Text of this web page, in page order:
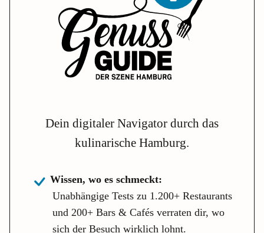
Dein digitaler Navigator durch das
kulinarische Hamburg.
Wissen, wo es schmeckt:
Unabhängige Tests zu 1.200+ Restaurants
und 200+ Bars & Cafés verraten dir, wo
sich der Besuch wirklich lohnt.